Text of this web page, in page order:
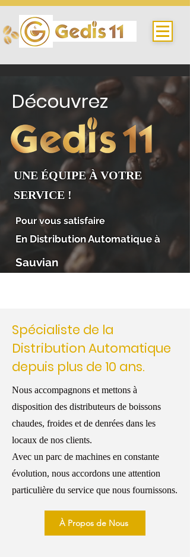
Découvrez
UNE ÉQUIPE À VOTRE
SERVICE !
Pour vous satisfaire
En Distribution Automatique à
Sauvian
Spécialiste de la
Distribution Automatique
depuis plus de 10 ans.
Nous accompagnons et mettons à
disposition des distributeurs de boissons
chaudes, froides et de denrées dans les
locaux de nos clients.
Avec un parc de machines en constante
évolution, nous accordons une attention
particulière du service que nous fournissons.
À Propos de Nous